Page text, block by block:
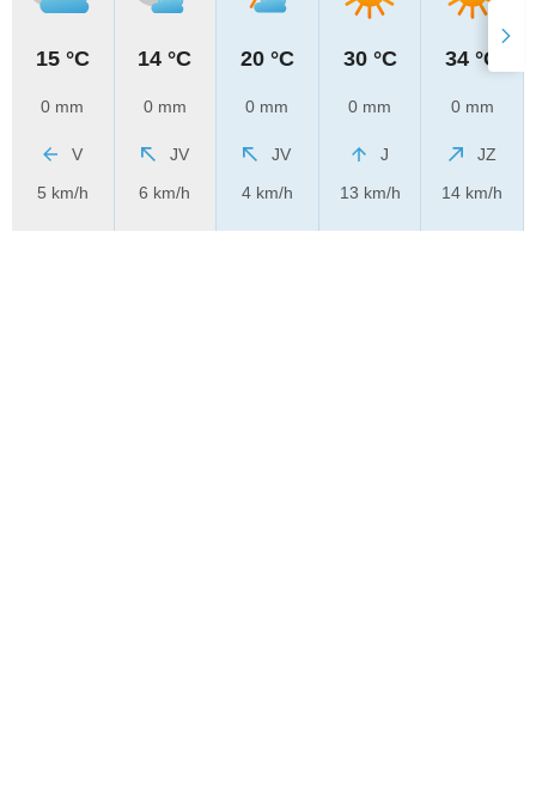
15 °C
0 mm
V
5 km/h
14 °C
0 mm
JV
6 km/h
20 °C
0 mm
JV
4 km/h
30 °C
0 mm
J
13 km/h
34 °C
0 mm
JZ
14 km/h